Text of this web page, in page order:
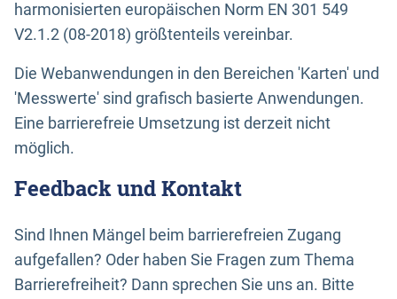
harmonisierten europäischen Norm EN 301 549
V2.1.2 (08-2018) größtenteils vereinbar.
Die Webanwendungen in den Bereichen 'Karten' und
'Messwerte' sind grafisch basierte Anwendungen.
Eine barrierefreie Umsetzung ist derzeit nicht
möglich.
Feedback und Kontakt
Sind Ihnen Mängel beim barrierefreien Zugang
aufgefallen? Oder haben Sie Fragen zum Thema
Barrierefreiheit? Dann sprechen Sie uns an. Bitte